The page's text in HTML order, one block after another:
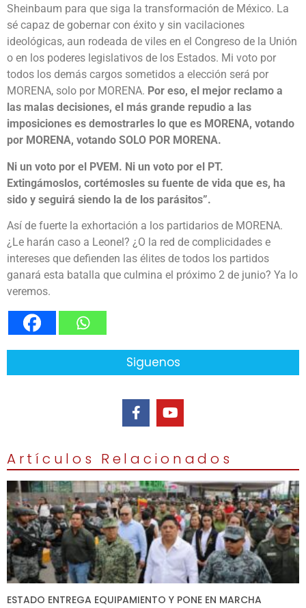
Sheinbaum para que siga la transformación de México. La
sé capaz de gobernar con éxito y sin vacilaciones
ideológicas, aun rodeada de viles en el Congreso de la Unión
o en los poderes legislativos de los Estados. Mi voto por
todos los demás cargos sometidos a elección será por
MORENA, solo por MORENA. Por eso, el mejor reclamo a
las malas decisiones, el más grande repudio a las
imposiciones es demostrarles lo que es MORENA, votando
por MORENA, votando SOLO POR MORENA.
Ni un voto por el PVEM. Ni un voto por el PT.
Extingámoslos, cortémosles su fuente de vida que es, ha
sido y seguirá siendo la de los parásitos”.
Así de fuerte la exhortación a los partidarios de MORENA.
¿Le harán caso a Leonel? ¿O la red de complicidades e
intereses que defienden las élites de todos los partidos
ganará esta batalla que culmina el próximo 2 de junio? Ya lo
veremos.
Siguenos
Artículos Relacionados
ESTADO ENTREGA EQUIPAMIENTO Y PONE EN MARCHA